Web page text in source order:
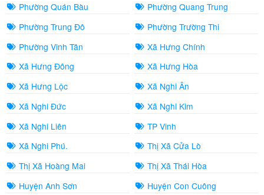
Phường Quán Bàu
Phường Quang Trung
Phường Trung Đô
Phường Trường Thi
Phường Vinh Tân
Xã Hưng Chính
Xã Hưng Đông
Xã Hưng Hòa
Xã Hưng Lộc
Xã Nghi Ân
Xã Nghi Đức
Xã Nghi Kim
Xã Nghi Liên
TP Vinh
Xã Nghi Phú.
Thị Xã Cửa Lò
Thị Xã Hoàng Mai
Thị Xã Thái Hòa
Huyện Anh Sơn
Huyện Con Cuông